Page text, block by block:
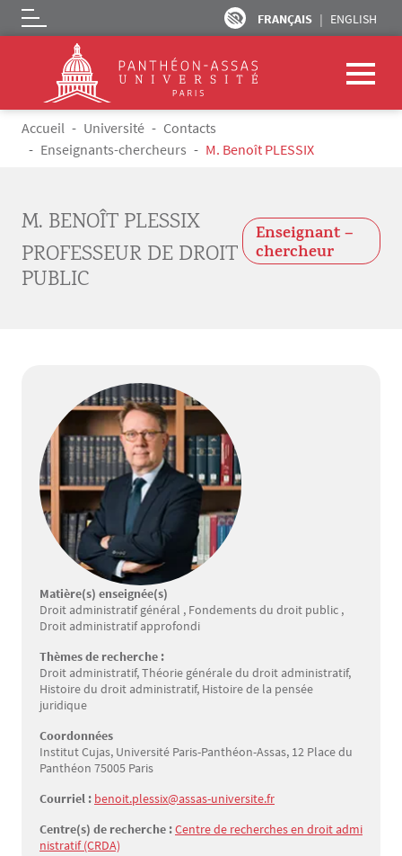
Aller au contenu principal
FRANÇAIS ENGLISH
Logo
Fil d'Ariane
Accueil Université
Contacts
Enseignants-chercheurs
M. Benoît PLESSIX
M. BENOÎT PLESSIX
PROFESSEUR DE DROIT
PUBLIC
Enseignant –
chercheur
Matière(s) enseignée(s)
Droit administratif général , Fondements du droit public ,
Droit administratif approfondi
Thèmes de recherche :
Droit administratif, Théorie générale du droit administratif,
Histoire du droit administratif, Histoire de la pensée
juridique
Coordonnées
Institut Cujas, Université Paris-Panthéon-Assas, 12 Place du
Panthéon 75005 Paris
Courriel : benoit.plessix@assas-universite.fr
Centre(s) de recherche :Centre de recherches en droit admi
nistratif (CRDA)